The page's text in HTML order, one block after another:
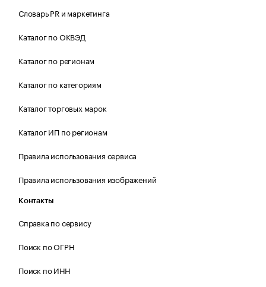
Словарь PR и маркетинга
Каталог по ОКВЭД
Каталог по регионам
Каталог по категориям
Каталог торговых марок
Каталог ИП по регионам
Правила использования сервиса
Правила использования изображений
Контакты
Справка по сервису
Поиск по ОГРН
Поиск по ИНН